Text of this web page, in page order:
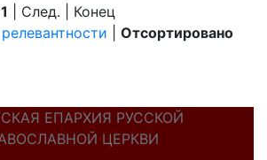
1 | След. | Конец
Отсортировано
ЕПАРХИЯ РУССКОЙ
ЦЕРКВИ